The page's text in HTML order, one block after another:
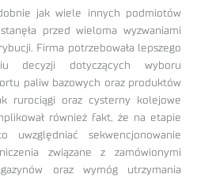
jak wiele innych podmiotów
przed wieloma wyzwaniami
Firma potrzebowała lepszego
decyzji dotyczących wyboru
paliw bazowych oraz produktów
rurociągi oraz cysterny kolejowe
również fakt, że na etapie
uwzględniać sekwencjonowanie
związane z zamówionymi
oraz wymóg utrzymania